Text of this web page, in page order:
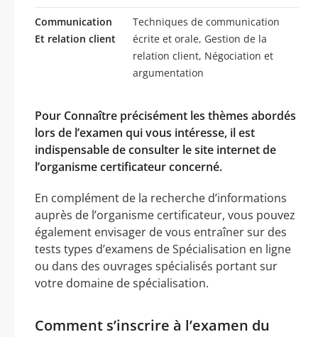
Communication
Et relation client
Techniques de communication
écrite et orale, Gestion de la
relation client, Négociation et
argumentation
Pour Connaître précisément les thèmes abordés
lors de l’examen qui vous intéresse, il est
indispensable de consulter le site internet de
l’organisme certificateur concerné.
En complément de la recherche d’informations
auprès de l’organisme certificateur, vous pouvez
également envisager de vous entraîner sur des
tests types d’examens de Spécialisation en ligne
ou dans des ouvrages spécialisés portant sur
votre domaine de spécialisation.
Comment s’inscrire à l’examen du